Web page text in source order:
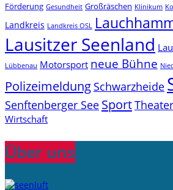
Förderung Gesundheit Großräschen Klinikum
Landkreis Landkreis OSL
Lausitzer Seenland
Lübbenau Motorsport neue Bühne
Polizeimeldung Schwarzheide
Senftenberger See SportTheater
Wirtschaft
Über uns